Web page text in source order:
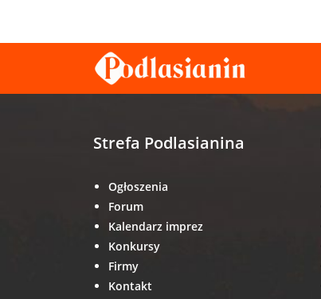
Strefa Podlasianina
Ogłoszenia
Forum
Kalendarz imprez
Konkursy
Firmy
Kontakt